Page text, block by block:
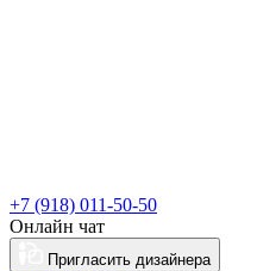
+7 (918) 011-50-50
Онлайн чат
Пригласить дизайнера